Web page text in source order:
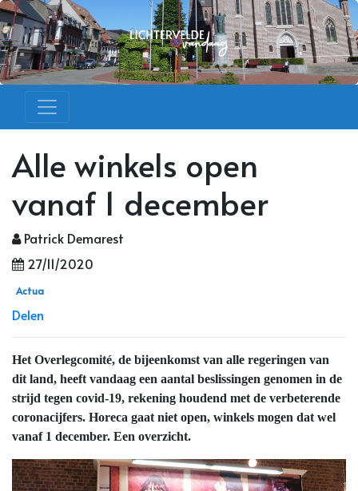
Alle winkels open
vanaf 1 december
Patrick Demarest
27/11/2020
Actua
Delen
Het Overlegcomité, de bijeenkomst van alle regeringen van
dit land, heeft vandaag een aantal beslissingen genomen in de
strijd tegen covid-19, rekening houdend met de verbeterende
coronacijfers. Horeca gaat niet open, winkels mogen dat wel
vanaf 1 december. Een overzicht.